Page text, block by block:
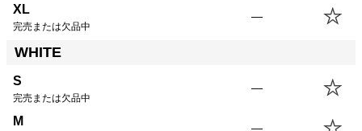
XL
完売または欠品中
—
WHITE
S
完売または欠品中
—
M
—